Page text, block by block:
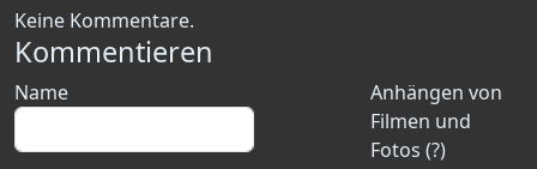
Keine Kommentare.
Kommentieren
Anhängen von
Filmen und
Fotos (?)
Name